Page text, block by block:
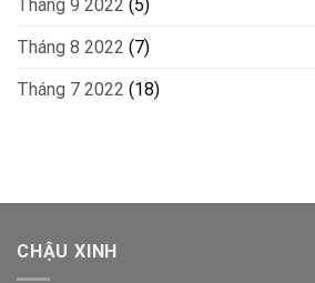
Tháng 9 2022 (5)
Tháng 8 2022 (7)
Tháng 7 2022 (18)
CHẬU XINH